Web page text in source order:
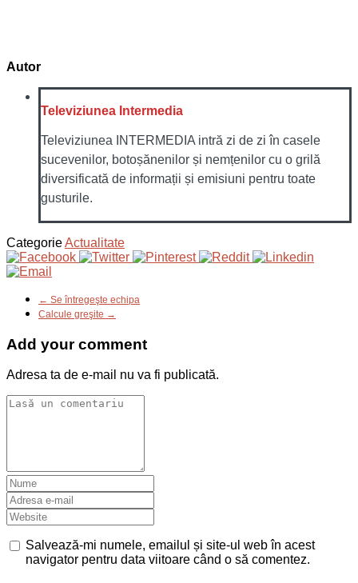
Autor
Televiziunea Intermedia
Televiziunea INTERMEDIA intră zi de zi în casele
sucevenilor, botoșănenilor și nemțenilor cu o grilă
diversificată de informații și emisiuni pentru toate
gusturile.
CategorieActualitate
← Se întregeşte echipa
Calcule greşite →
Add your comment
Adresa ta de e-mail nu va fi publicată.
Salvează-mi numele, emailul și site-ul web în acest
navigator pentru data viitoare când o să comentez.